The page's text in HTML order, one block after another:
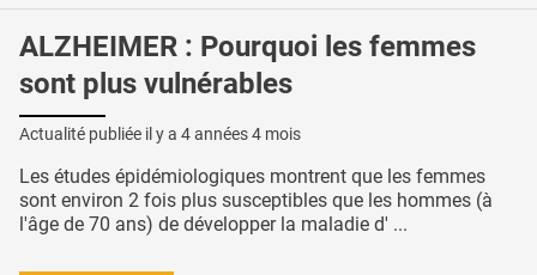
ALZHEIMER : Pourquoi les femmes
sont plus vulnérables
Actualité publiée il y a 4 années 4 mois
Les études épidémiologiques montrent que les femmes
sont environ 2 fois plus susceptibles que les hommes (à
l'âge de 70 ans) de développer la maladie d' ...